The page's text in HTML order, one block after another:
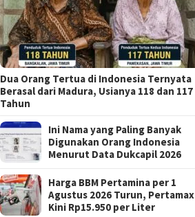
Dua Orang Tertua di Indonesia Ternyata
Berasal dari Madura, Usianya 118 dan 117
Tahun
Ini Nama yang Paling Banyak
Digunakan Orang Indonesia
Menurut Data Dukcapil 2026
Harga BBM Pertamina per 1
Agustus 2026 Turun, Pertamax
Kini Rp15.950 per Liter